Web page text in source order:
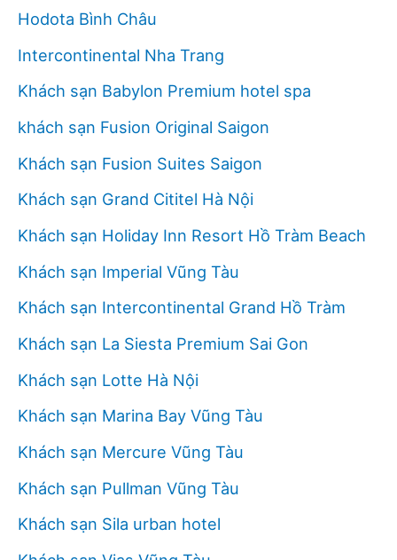
Hodota Bình Châu
Intercontinental Nha Trang
Khách sạn Babylon Premium hotel spa
khách sạn Fusion Original Saigon
Khách sạn Fusion Suites Saigon
Khách sạn Grand Cititel Hà Nội
Khách sạn Holiday Inn Resort Hồ Tràm Beach
Khách sạn Imperial Vũng Tàu
Khách sạn Intercontinental Grand Hồ Tràm
Khách sạn La Siesta Premium Sai Gon
Khách sạn Lotte Hà Nội
Khách sạn Marina Bay Vũng Tàu
Khách sạn Mercure Vũng Tàu
Khách sạn Pullman Vũng Tàu
Khách sạn Sila urban hotel